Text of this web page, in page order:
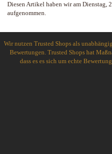
Diesen Artikel haben wir am Dienstag,
aufgenommen.
Wir nutzen Trusted Shops als
Bewertungen. Trusted Shops hat
dass es es sich um echte